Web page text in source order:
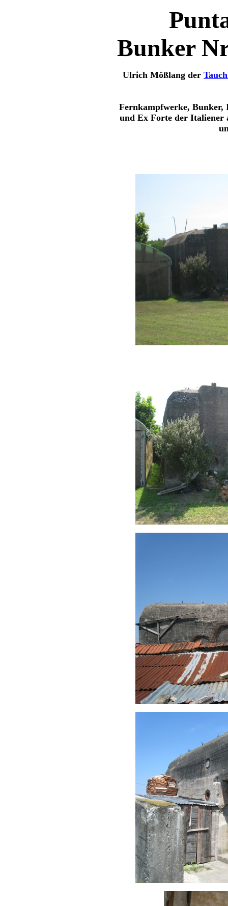
Bunker
Ulrich Mößlang der
Fernkampfwerke, Bunker,
und Ex Forte der Italiener